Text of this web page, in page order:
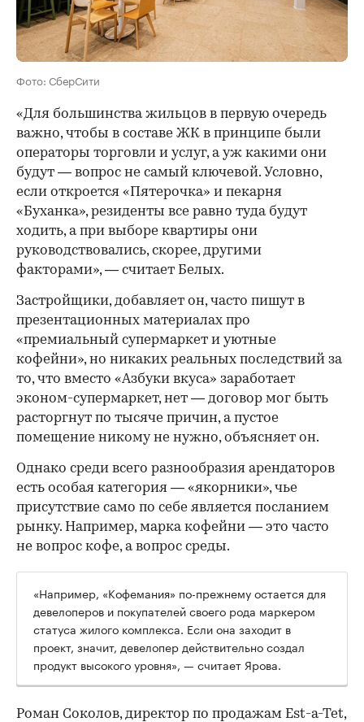
Фото: СберСити
«Для большинства жильцов в первую очередь
важно, чтобы в составе ЖК в принципе были
операторы торговли и услуг, а уж какими они
будут — вопрос не самый ключевой. Условно,
если откроется «Пятерочка» и пекарня
«Буханка», резиденты все равно туда будут
ходить, а при выборе квартиры они
руководствовались, скорее, другими
факторами», — считает Белых.
Застройщики, добавляет он, часто пишут в
презентационных материалах про
«премиальный супермаркет и уютные
кофейни», но никаких реальных последствий за
то, что вместо «Азбуки вкуса» заработает
эконом-супермаркет, нет — договор мог быть
расторгнут по тысяче причин, а пустое
помещение никому не нужно, объясняет он.
Однако среди всего разнообразия арендаторов
есть особая категория — «якорники», чье
присутствие само по себе является посланием
рынку. Например, марка кофейни — это часто
не вопрос кофе, а вопрос среды.
«Например, «Кофемания» по-прежнему остается для
девелоперов и покупателей своего рода маркером
статуса жилого комплекса. Если она заходит в
проект, значит, девелопер действительно создал
продукт высокого уровня», — считает Ярова.
Роман Соколов, директор по продажам Est-a-Tet,